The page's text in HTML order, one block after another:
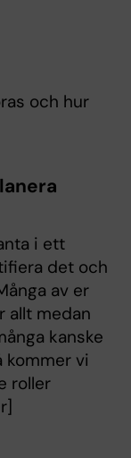
och hur
i ett
det och
av er
allt medan
kanske
kommer vi
roller